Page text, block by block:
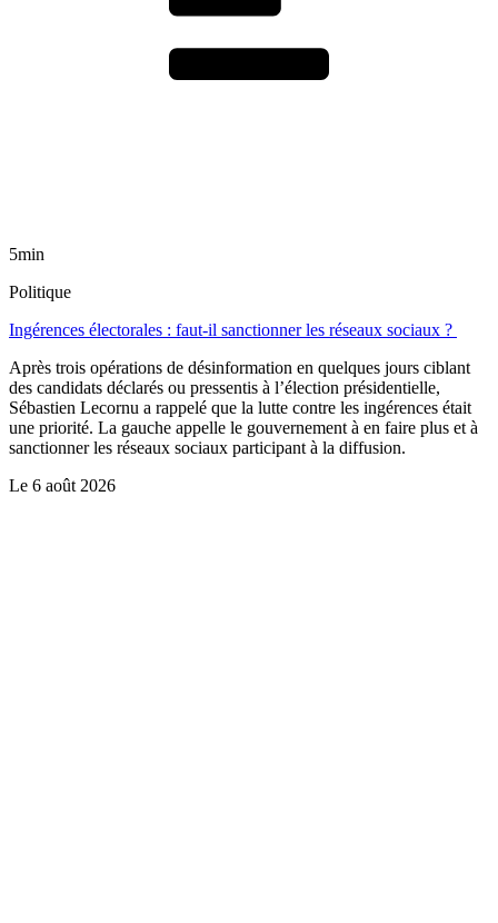
5min
Politique
Ingérences électorales : faut-il sanctionner les réseaux sociaux ?
Après trois opérations de désinformation en quelques jours ciblant
des candidats déclarés ou pressentis à l’élection présidentielle,
Sébastien Lecornu a rappelé que la lutte contre les ingérences était
une priorité. La gauche appelle le gouvernement à en faire plus et à
sanctionner les réseaux sociaux participant à la diffusion.
Le 6 août 2026